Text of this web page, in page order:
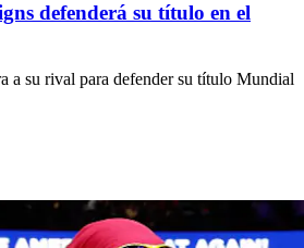
defenderá su título en el
a su rival para defender su título Mundial